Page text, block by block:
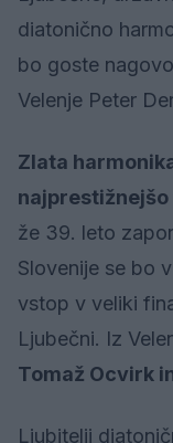
diatonično
bo goste
Velenje Peter
Zlata
že 39. leto
Slovenije se bo
vstop v veliki
Ljubečni. Iz
Tomaž Ocvirk
Ljubitelji